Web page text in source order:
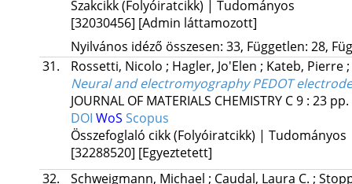
Szakcikk (Folyóiratcikk) | Tudományos
[32030456] [Admin láttamozott]
Nyilvános idéző összesen: 33, Független: 28,
31.
Rossetti, Nicolo ; Hagler, Jo'Elen ; Kateb, Pierre;
Neural and electromyography PEDOT
JOURNAL OF MATERIALS CHEMISTRY C9: 23 pp.
DOI WoS Scopus
Összefoglaló cikk (Folyóiratcikk) | Tudományos
[32288520] [Egyeztetett]
32.
Schweigmann, Michael ; Caudal, Laura C. ;